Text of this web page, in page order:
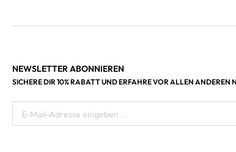
NEWSLETTER ABONNIEREN
SICHERE DIR 10% RABATT UND ERFAHRE VOR ALLEN ANDEREN
E-Mail-Adresse eingeben ...